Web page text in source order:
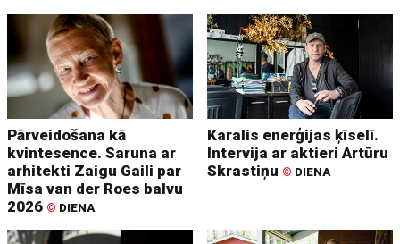
Pārveidošana kā
kvintesence. Saruna ar
arhitekti Zaigu Gaili par
Mīsa van der Roes balvu
2026 © DIENA
Karalis enerģijas ķīselī.
Intervija ar aktieri Artūru
Skrastiņu © DIENA